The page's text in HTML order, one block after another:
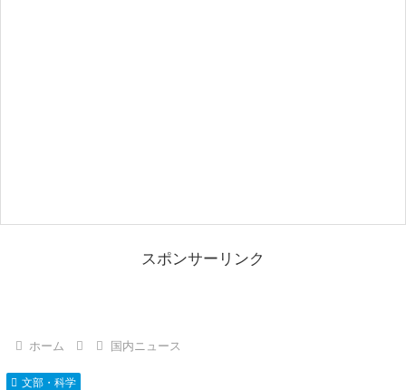
スポンサーリンク
ホーム 国内ニュース
文部・科学